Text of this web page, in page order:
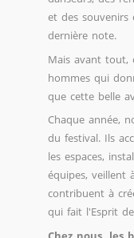
et des souvenirs
dernière note.
Mais avant tout,
hommes qui
que cette belle
Chaque année,
du festival. Ils
les espaces,
équipes, veillent
contribuent à
qui fait l'Esprit